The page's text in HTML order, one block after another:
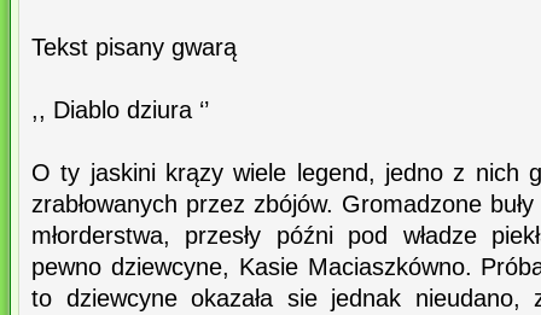
Tekst pisany gwarą
,, Diablo dziura ‘’
O ty jaskini krązy wiele legend, jedno z nich
zrabłowanych przez zbójów. Gromadzone
młorderstwa, przesły późni pod władze
pewno dziewcyne, Kasie Maciaszkówno.
to dziewcyne okazała sie jednak nieudano,